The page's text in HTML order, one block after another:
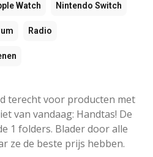
Watch Nintendo Switch
Radio
terecht voor producten met
van vandaag: Handtas! De
1 folders. Blader door alle
ze de beste prijs hebben.